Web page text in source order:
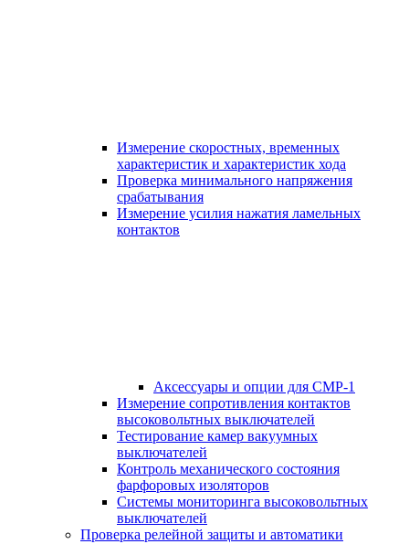
Измерение скоростных, временных
характеристик и характеристик хода
Проверка минимального напряжения
срабатывания
Измерение усилия нажатия ламельных
контактов
Аксессуары и опции для СМР-1
Измерение сопротивления контактов
высоковольтных выключателей
Тестирование камер вакуумных
выключателей
Контроль механического состояния
фарфоровых изоляторов
Системы мониторинга высоковольтных
выключателей
Проверка релейной защиты и автоматики